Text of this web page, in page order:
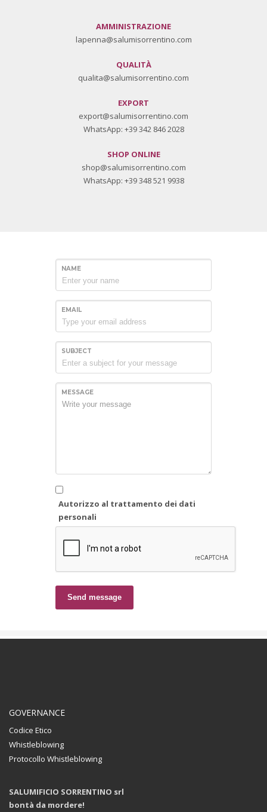
AMMINISTRAZIONE
lapenna@salumisorrentino.com
QUALITÀ
qualita@salumisorrentino.com
EXPORT
export@salumisorrentino.com
WhatsApp: +39 342 846 2028
SHOP ONLINE
shop@salumisorrentino.com
WhatsApp: +39 348 521 9938
NAME
EMAIL
SUBJECT
MESSAGE
Autorizzo al trattamento dei dati
personali
Send message
GOVERNANCE
Codice Etico
Whistleblowing
Protocollo Whistleblowing
SALUMIFICIO SORRENTINO srl
bontà da mordere!